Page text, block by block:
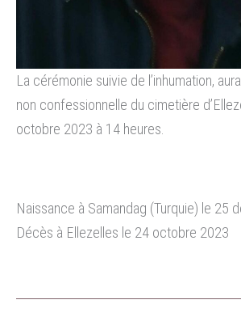
La cérémonie suivie de l’inhumation,
non confessionnelle du cimetière
octobre 2023 à 14 heures.
Naissance à Samandag (Turquie) le 25
Décès à Ellezelles le 24 octobre 2023